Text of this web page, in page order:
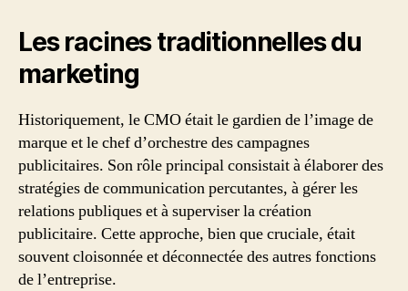
Les racines traditionnelles du
marketing
Historiquement, le CMO était le gardien de l’image de
marque et le chef d’orchestre des campagnes
publicitaires. Son rôle principal consistait à élaborer des
stratégies de communication percutantes, à gérer les
relations publiques et à superviser la création
publicitaire. Cette approche, bien que cruciale, était
souvent cloisonnée et déconnectée des autres fonctions
de l’entreprise.